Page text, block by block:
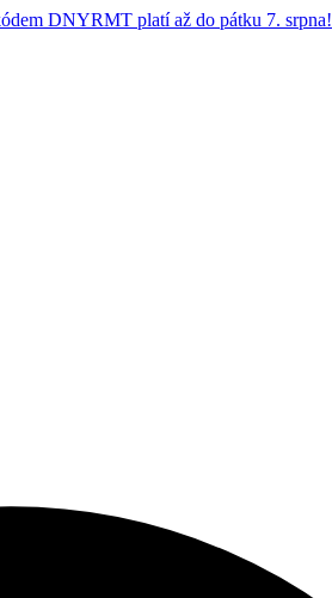
DNYRMT platí až do pátku 7. srpna!